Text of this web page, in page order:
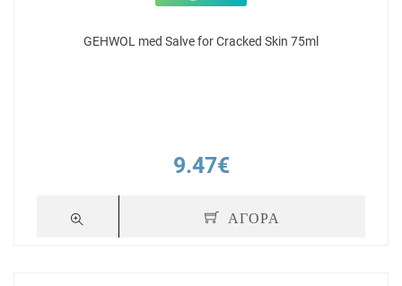
GEHWOL med Salve for Cracked Skin 75ml
9.47€
ΑΓΟΡΑ